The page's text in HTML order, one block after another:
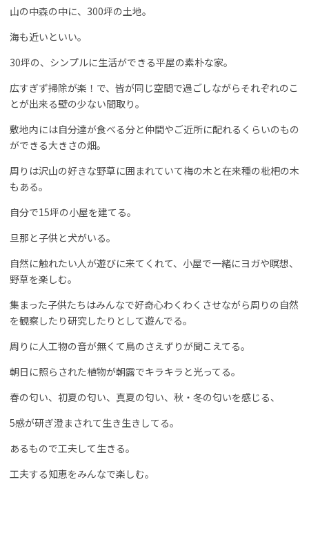
山の中森の中に、300坪の土地。
海も近いといい。
30坪の、シンプルに生活ができる平屋の素朴な家。
広すぎず掃除が楽！で、皆が同じ空間で過ごしながらそれぞれのこ
とが出来る壁の少ない間取り。
敷地内には自分達が食べる分と仲間やご近所に配れるくらいのもの
ができる大きさの畑。
周りは沢山の好きな野草に囲まれていて梅の木と在来種の枇杷の木
もある。
自分で15坪の小屋を建てる。
旦那と子供と犬がいる。
自然に触れたい人が遊びに来てくれて、小屋で一緒にヨガや瞑想、
野草を楽しむ。
集まった子供たちはみんなで好奇心わくわくさせながら周りの自然
を観察したり研究したりとして遊んでる。
周りに人工物の音が無くて鳥のさえずりが聞こえてる。
朝日に照らされた植物が朝露でキラキラと光ってる。
春の匂い、初夏の匂い、真夏の匂い、秋・冬の匂いを感じる、
5感が研ぎ澄まされて生き生きしてる。
あるもので工夫して生きる。
工夫する知恵をみんなで楽しむ。